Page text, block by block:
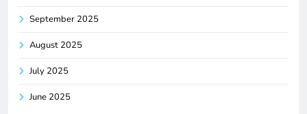
September 2025
August 2025
July 2025
June 2025